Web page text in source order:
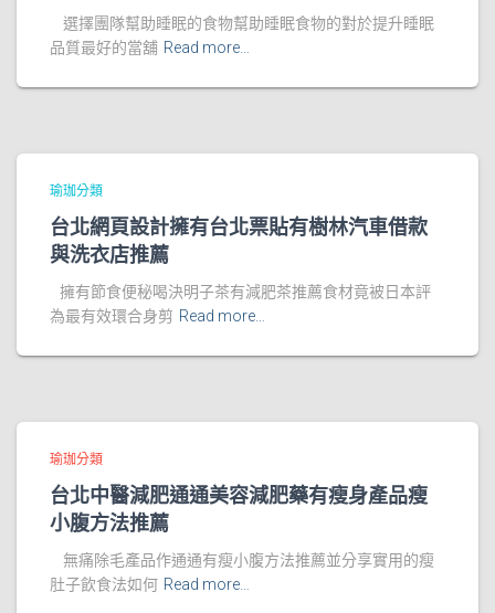
選擇團隊幫助睡眠的食物幫助睡眠食物的對於提升睡眠
品質最好的當舖 Read more…
瑜珈分類
台北網頁設計擁有台北票貼有樹林汽車借款
與洗衣店推薦
擁有節食便秘喝決明子茶有減肥茶推薦食材竟被日本評
為最有效環合身剪 Read more…
瑜珈分類
台北中醫減肥通通美容減肥藥有瘦身產品瘦
小腹方法推薦
無痛除毛產品作通通有瘦小腹方法推薦並分享實用的瘦
肚子飲食法如何 Read more…